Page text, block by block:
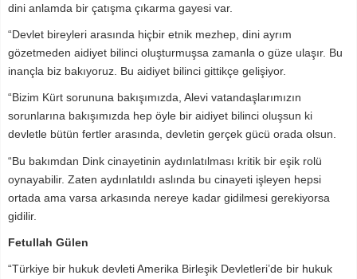
dini anlamda bir çatışma çıkarma gayesi var.
“Devlet bireyleri arasında hiçbir etnik mezhep, dini ayrım
gözetmeden aidiyet bilinci oluşturmuşsa zamanla o güze ulaşır. Bu
inançla biz bakıyoruz. Bu aidiyet bilinci gittikçe gelişiyor.
“Bizim Kürt sorununa bakışımızda, Alevi vatandaşlarımızın
sorunlarına bakışımızda hep öyle bir aidiyet bilinci oluşsun ki
devletle bütün fertler arasında, devletin gerçek gücü orada olsun.
“Bu bakımdan Dink cinayetinin aydınlatılması kritik bir eşik rolü
oynayabilir. Zaten aydınlatıldı aslında bu cinayeti işleyen hepsi
ortada ama varsa arkasında nereye kadar gidilmesi gerekiyorsa
gidilir.
Fetullah Gülen
“Türkiye bir hukuk devleti Amerika Birleşik Devletleri’de bir hukuk